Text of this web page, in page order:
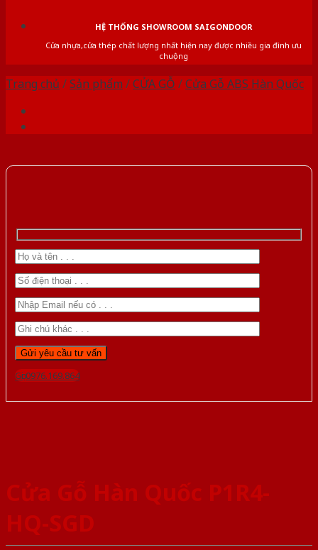
HỆ THỐNG SHOWROOM SAIGONDOOR
Cửa nhựa,cửa thép chất lượng nhất hiện nay được nhiều gia đình ưu
chuộng
Trang chủ /Sản phẩm /CỬA GỖ /Cửa Gỗ ABS Hàn Quốc
Gọi 0976.169.864
Cửa Gỗ Hàn Quốc P1R4-
HQ-SGD